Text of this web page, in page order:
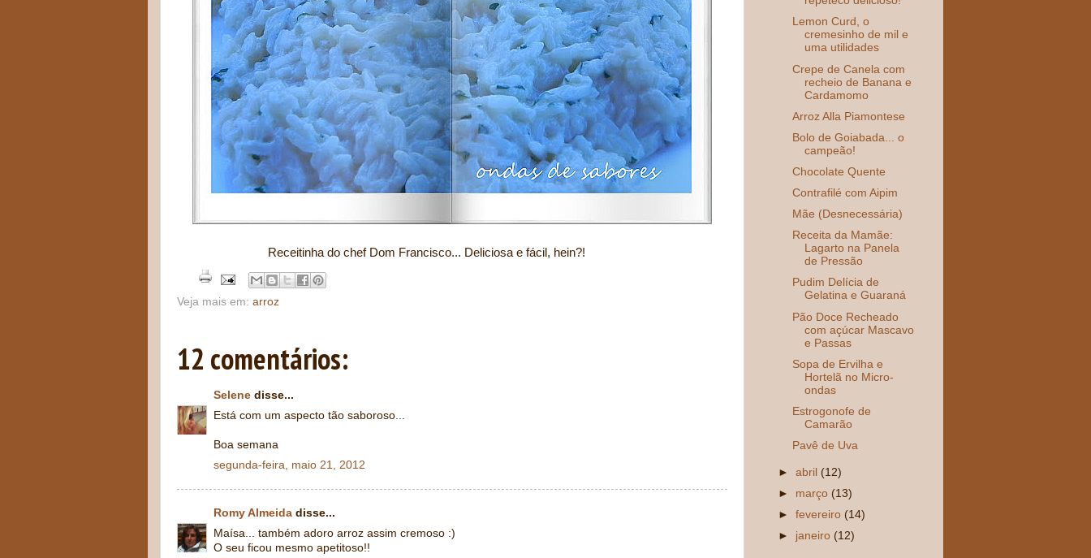
Receitinha do chef Dom Francisco... Deliciosa e fácil, hein?!
Veja mais em: arroz
12 comentários:
Selene disse...
Está com um aspecto tão saboroso...
Boa semana
segunda-feira, maio 21, 2012
Romy Almeida disse...
Maísa... também adoro arroz assim cremoso :)
O seu ficou mesmo apetitoso!!
Lemon Curd, o
cremesinho de mil e
uma utilidades
Crepe de Canela com
recheio de Banana e
Cardamomo
Arroz Alla Piamontese
Bolo de Goiabada... o
campeão!
Chocolate Quente
Contrafilé com Aipim
Mãe (Desnecessária)
Receita da Mamãe:
Lagarto na Panela
de Pressão
Pudim Delícia de
Gelatina e Guaraná
Pão Doce Recheado
com açúcar Mascavo
e Passas
Sopa de Ervilha e
Hortelã no Micro-
ondas
Estrogonofe de
Camarão
Pavê de Uva
►abril (12)
► março (13)
►fevereiro (14)
► janeiro (12)